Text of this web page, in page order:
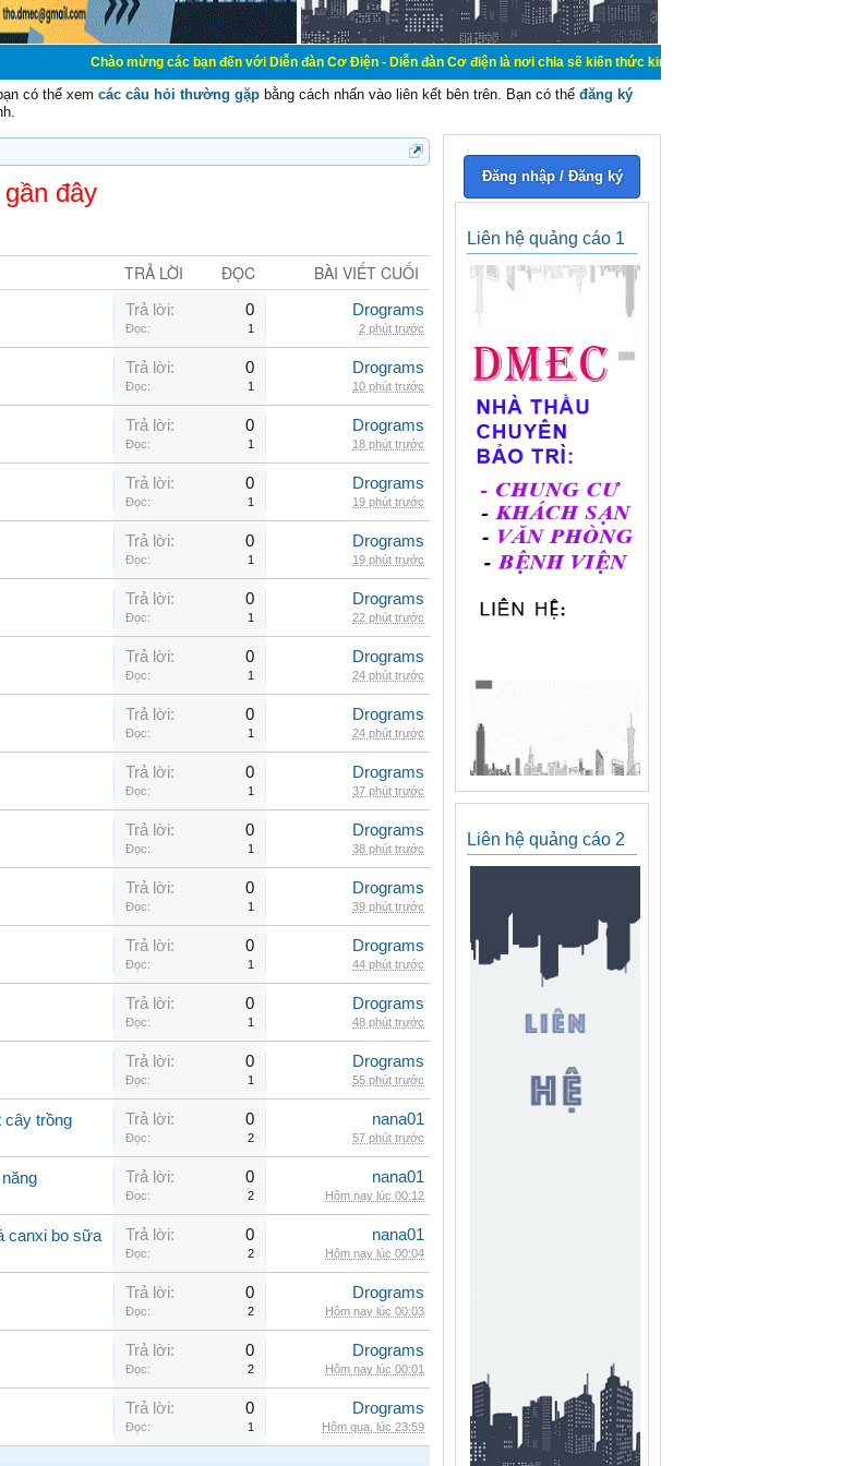
Chào mừng các bạn đến với Diễn đàn Cơ Điện - Diễn đàn Cơ điện là nơi chia sẽ kiến thức kinh nghiệm trong lãnh vực cơ điện, mua
có thể xem các câu hỏi thường gặp bằng cách nhấn vào liên kết bên trên. Bạn có thể đăng ký
đây
TRẢ LỜI ĐỌC BÀI VIẾT CUỐI
Trả lời: 0
Đọc: 1
Drograms
2 phút trước
Trả lời: 0
Đọc: 1
Drograms
10 phút trước
Trả lời: 0
Đọc: 1
Drograms
18 phút trước
Trả lời: 0
Đọc: 1
Drograms
19 phút trước
Trả lời: 0
Đọc: 1
Drograms
19 phút trước
Trả lời: 0
Đọc: 1
Drograms
22 phút trước
Trả lời: 0
Đọc: 1
Drograms
24 phút trước
Trả lời: 0
Đọc: 1
Drograms
24 phút trước
Trả lời: 0
Đọc: 1
Drograms
37 phút trước
Trả lời: 0
Đọc: 1
Drograms
38 phút trước
Trả lời: 0
Đọc: 1
Drograms
39 phút trước
Trả lời: 0
Đọc: 1
Drograms
44 phút trước
Trả lời: 0
Đọc: 1
Drograms
48 phút trước
Trả lời: 0
Đọc: 1
Drograms
55 phút trước
cây trồng Trả lời: 0
Đọc: 2
nana01
57 phút trước
Trả lời: 0
Đọc: 2
nana01
Hôm nay lúc 00:12
canxi bo sữa Trả lời: 0
Đọc: 2
nana01
Hôm nay lúc 00:04
Trả lời: 0
Đọc: 2
Drograms
Hôm nay lúc 00:03
Trả lời: 0
Đọc: 2
Drograms
Hôm nay lúc 00:01
Trả lời: 0
Đọc: 1
Drograms
Hôm qua, lúc 23:59
Đăng nhập / Đăng ký
Liên hệ quảng cáo 1
Liên hệ quảng cáo 2